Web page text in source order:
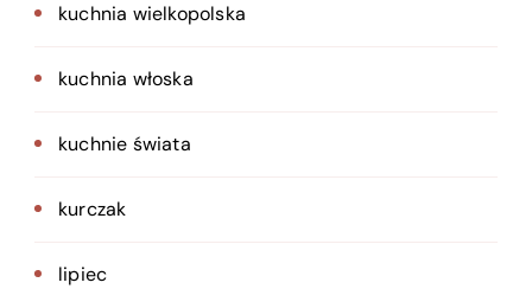
kuchnia wielkopolska
kuchnia włoska
kuchnie świata
kurczak
lipiec